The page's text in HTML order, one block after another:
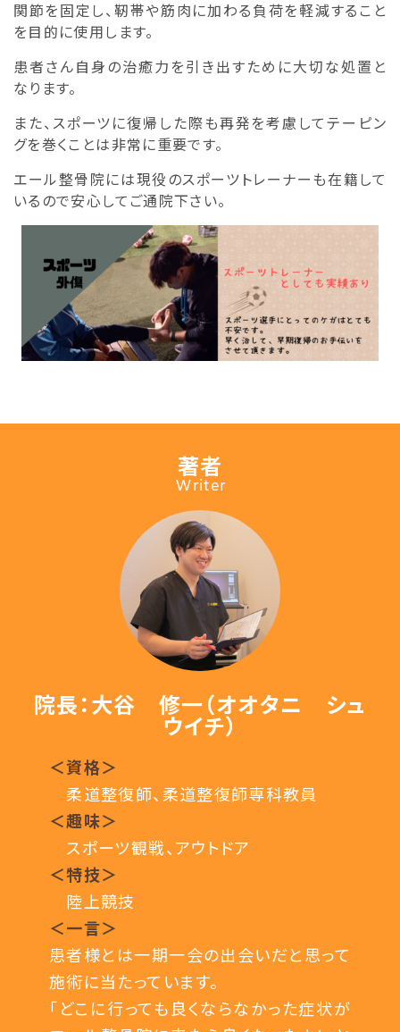
関節を固定し、靭帯や筋肉に加わる負荷を軽減すること
を目的に使用します。
患者さん自身の治癒力を引き出すために大切な処置と
なります。
また、スポーツに復帰した際も再発を考慮してテーピン
グを巻くことは非常に重要です。
エール整骨院には現役のスポーツトレーナーも在籍して
いるので安心してご通院下さい。
著者
Writer
院長：大谷 修一（オオタニ シュ
ウイチ）
＜資格＞
柔道整復師、柔道整復師専科教員
＜趣味＞
スポーツ観戦、アウトドア
＜特技＞
陸上競技
＜一言＞
患者様とは一期一会の出会いだと思って
施術に当たっています。
「どこに行っても良くならなかった症状が